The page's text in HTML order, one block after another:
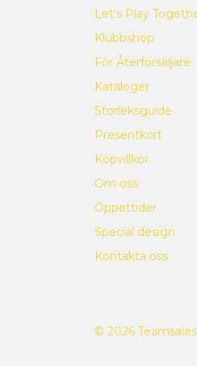
Let's Play
Klubbshop
För Återförsäljare
Kataloger
Storleksguide
Presentkort
Köpvillkor
Om oss
Öppettider
Special design
Kontakta oss
© 2026